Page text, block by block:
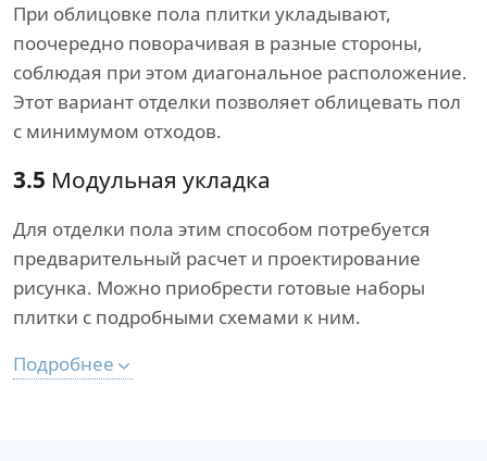
При облицовке пола плитки укладывают,
поочередно поворачивая в разные стороны,
соблюдая при этом диагональное расположение.
Этот вариант отделки позволяет облицевать пол
с минимумом отходов.
3.5 Модульная укладка
Для отделки пола этим способом потребуется
предварительный расчет и проектирование
рисунка. Можно приобрести готовые наборы
плитки с подробными схемами к ним.
Подробнее